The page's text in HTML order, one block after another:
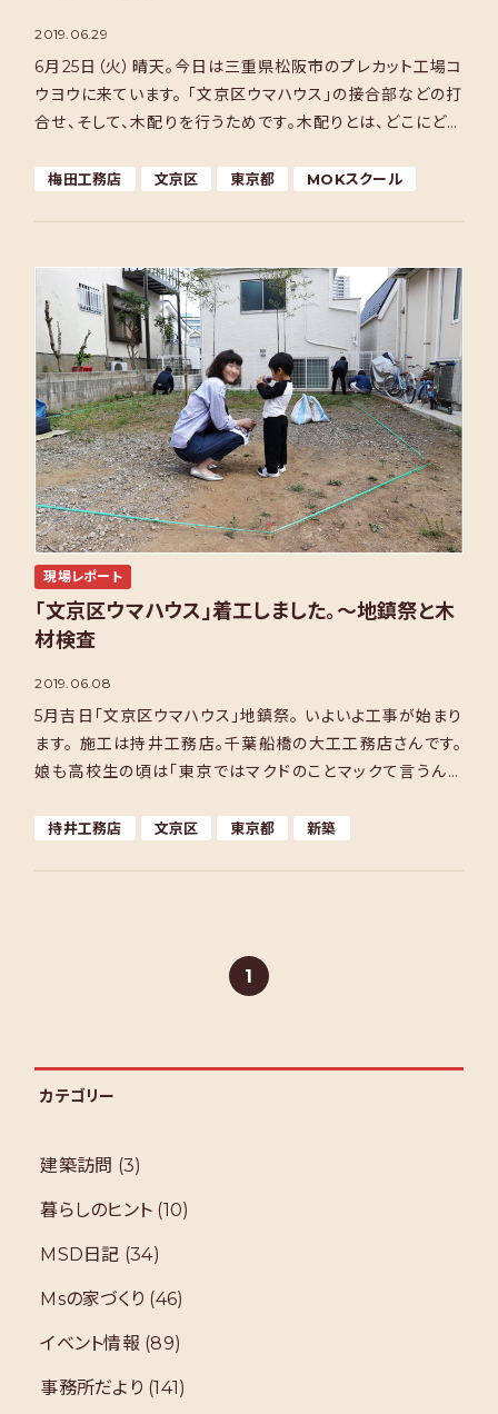
2019.06.29
6月25日（火）晴天。今日は三重県松阪市のプレカット工場コ
ウヨウに来ています。 「文京区ウマハウス」の接合部などの打
合せ、そして、木配りを行うためです。木配りとは、どこにどの
梅田工務店 文京区 東京都 MOKスクール
現場レポート
「文京区ウマハウス」着工しました。～地鎮祭と木
材検査
2019.06.08
5月吉日「文京区ウマハウス」地鎮祭。 いよいよ工事が始まり
ます。 施工は持井工務店。千葉船橋の大工工務店さんです。
娘も高校生の頃は「東京ではマクドのことマックて言うんや
持井工務店 文京区 東京都 新築
1
カテゴリー
建築訪問 (3)
暮らしのヒント (10)
MSD日記 (34)
Msの家づくり (46)
イベント情報 (89)
事務所だより (141)